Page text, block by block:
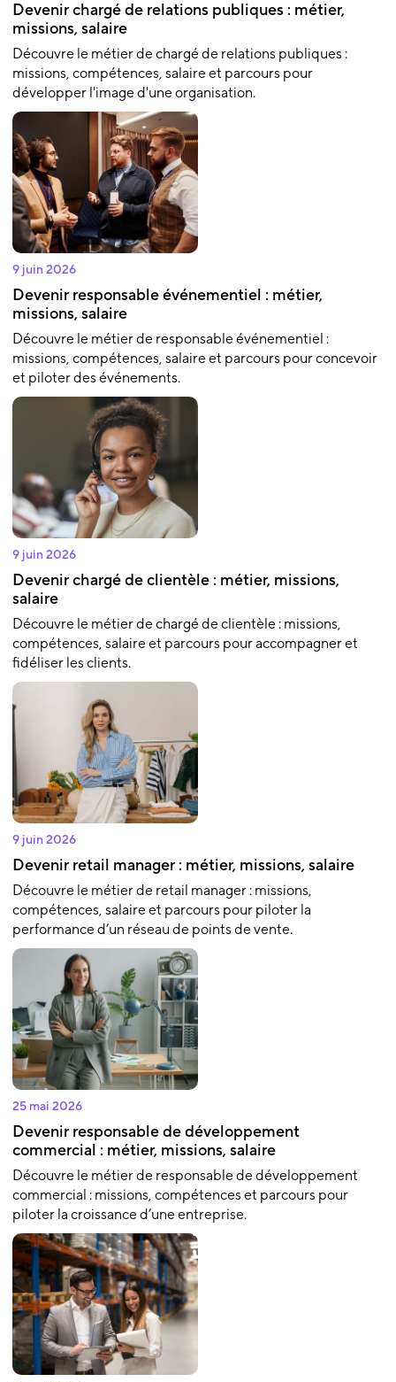
Devenir chargé de relations publiques : métier,
missions, salaire
Découvre le métier de chargé de relations publiques :
missions, compétences, salaire et parcours pour
développer l'image d'une organisation.
9 juin 2026
Devenir responsable événementiel : métier,
missions, salaire
Découvre le métier de responsable événementiel :
missions, compétences, salaire et parcours pour concevoir
et piloter des événements.
9 juin 2026
Devenir chargé de clientèle : métier, missions,
salaire
Découvre le métier de chargé de clientèle : missions,
compétences, salaire et parcours pour accompagner et
fidéliser les clients.
9 juin 2026
Devenir retail manager : métier, missions, salaire
Découvre le métier de retail manager : missions,
compétences, salaire et parcours pour piloter la
performance d’un réseau de points de vente.
25 mai 2026
Devenir responsable de développement
commercial : métier, missions, salaire
Découvre le métier de responsable de développement
commercial : missions, compétences et parcours pour
piloter la croissance d’une entreprise.